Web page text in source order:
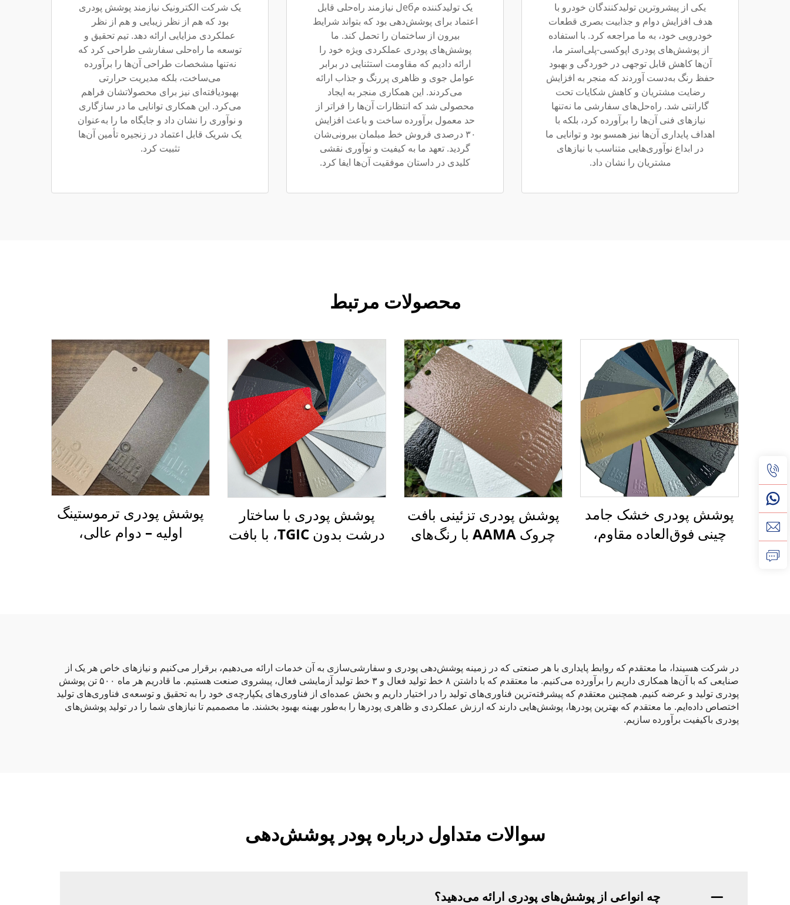
یکی از پیشروترین تولیدکنندگان خودرو با
هدف افزایش دوام و جذابیت بصری قطعات
خودرویی خود، به ما مراجعه کرد. با استفاده
از پوشش‌های پودری اپوکسی-پلی‌استر ما،
آن‌ها کاهش قابل توجهی در خوردگی و بهبود
حفظ رنگ به‌دست آوردند که منجر به افزایش
رضایت مشتریان و کاهش شکایات تحت
گارانتی شد. راه‌حل‌های سفارشی ما نه‌تنها
نیازهای فنی آن‌ها را برآورده کرد، بلکه با
اهداف پایداری آن‌ها نیز همسو بود و توانایی ما
در ابداع نوآوری‌هایی متناسب با نیازهای
مشتریان را نشان داد.
یک تولیدکننده مебل نیازمند راه‌حلی قابل
اعتماد برای پوشش‌دهی بود که بتواند شرایط
بیرون از ساختمان را تحمل کند. ما
پوشش‌های پودری عملکردی ویژه خود را
ارائه دادیم که مقاومت استثنایی در برابر
عوامل جوی و ظاهری پررنگ و جذاب ارائه
می‌کردند. این همکاری منجر به ایجاد
محصولی شد که انتظارات آن‌ها را فراتر از
حد معمول برآورده ساخت و باعث افزایش
۳۰ درصدی فروش خط مبلمان بیرونی‌شان
گردید. تعهد ما به کیفیت و نوآوری نقشی
کلیدی در داستان موفقیت آن‌ها ایفا کرد.
یک شرکت الکترونیک نیازمند پوشش پودری
بود که هم از نظر زیبایی و هم از نظر
عملکردی مزایایی ارائه دهد. تیم تحقیق و
توسعه ما راه‌حلی سفارشی طراحی کرد که
نه‌تنها مشخصات طراحی آن‌ها را برآورده
می‌ساخت، بلکه مدیریت حرارتی
بهبودیافته‌ای نیز برای محصولاتشان فراهم
می‌کرد. این همکاری توانایی ما در سازگاری
و نوآوری را نشان داد و جایگاه ما را به‌عنوان
یک شریک قابل اعتماد در زنجیره تأمین آن‌ها
تثبیت کرد.
محصولات مرتبط
پوشش پودری خشک جامد
چینی فوق‌العاده مقاوم،
پوشش پودری تزئینی بافت
چروک AAMA با رنگ‌های
پوشش پودری با ساختار
درشت بدون TGIC، با بافت
پوشش پودری ترموستینگ
اولیه – دوام عالی،
در شرکت هسیندا، ما معتقدم که روابط پایداری با هر صنعتی که در زمینه پوشش‌دهی پودری و سفارشی‌سازی به آن خدمات ارائه می‌دهیم، برقرار می‌کنیم و نیازهای خاص هر یک از
صنایعی که با آن‌ها همکاری داریم را برآورده می‌کنیم. ما معتقدم که با داشتن ۸ خط تولید فعال و ۳ خط تولید آزمایشی فعال، پیشروی صنعت هستیم. ما قادریم هر ماه ۵۰۰ تن پوشش
پودری تولید و عرضه کنیم. همچنین معتقدم که پیشرفته‌ترین فناوری‌های تولید را در اختیار داریم و بخش عمده‌ای از فناوری‌های یکپارچه‌ی خود را به تحقیق و توسعه‌ی فناوری‌های تولید
اختصاص داده‌ایم. ما معتقدم که بهترین پودرها، پوشش‌هایی دارند که ارزش عملکردی و ظاهری پودرها را به‌طور بهینه بهبود بخشند. ما مصممیم تا نیازهای شما را در تولید پوشش‌های
پودری باکیفیت برآورده سازیم.
سوالات متداول درباره پودر پوشش‌دهی
چه انواعی از پوشش‌های پودری ارائه می‌دهید؟